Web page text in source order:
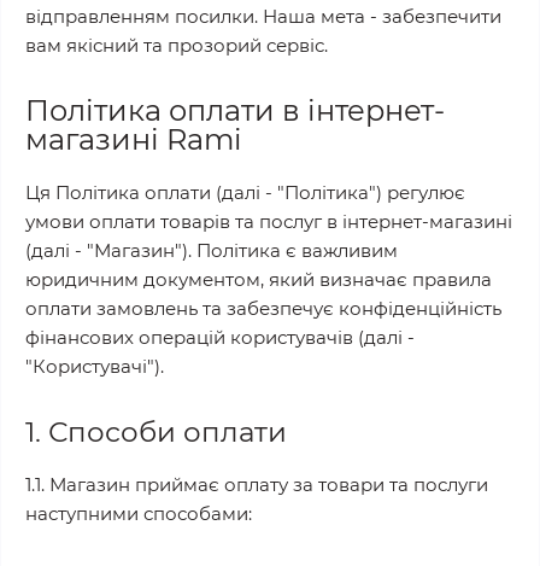
відправленням посилки. Наша мета - забезпечити
вам якісний та прозорий сервіс.
Політика оплати в інтернет-
магазині Rami
Ця Політика оплати (далі - "Політика") регулює
умови оплати товарів та послуг в інтернет-магазині
(далі - "Магазин"). Політика є важливим
юридичним документом, який визначає правила
оплати замовлень та забезпечує конфіденційність
фінансових операцій користувачів (далі -
"Користувачі").
1. Способи оплати
1.1. Магазин приймає оплату за товари та послуги
наступними способами: